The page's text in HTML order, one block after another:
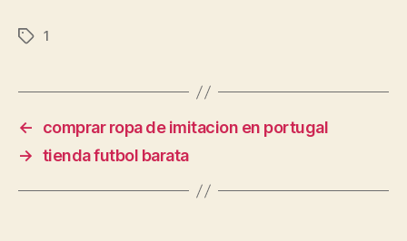
Etiquetas
1
←
comprar ropa de imitacion en portugal
→ tienda futbol barata